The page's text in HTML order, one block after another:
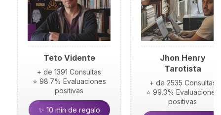
Teto Vidente
+ de 1391 Consultas
⭐ 98.7% Evaluaciones
positivas
✨ 10 min de regalo
Jhon Henry
Tarotista
+ de 2535 Consultas
⭐ 99.3% Evaluaciones
positivas